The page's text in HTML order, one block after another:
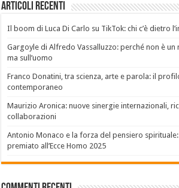
Articoli recenti
Il boom di Luca Di Carlo su TikTok: chi c’è dietro
Gargoyle di Alfredo Vassalluzzo: perché non è un
ma sull’uomo
Franco Donatini, tra scienza, arte e parola: il
contemporaneo
Maurizio Aronica: nuove sinergie internazionali,
collaborazioni
Antonio Monaco e la forza del pensiero spirituale:
premiato all’Ecce Homo 2025